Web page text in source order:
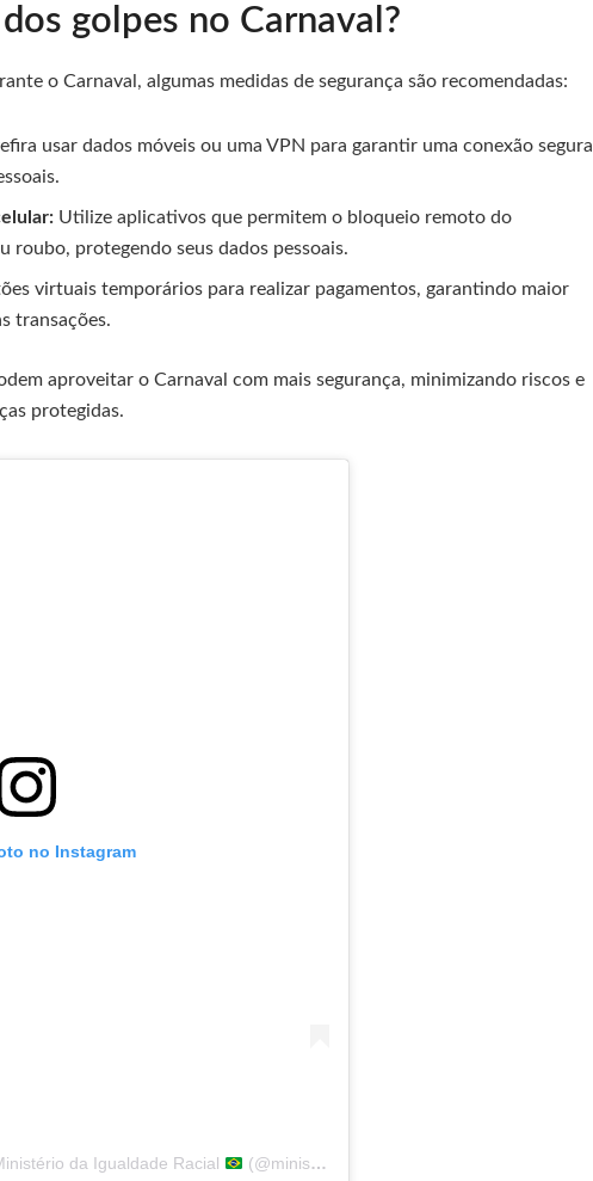
golpes no Carnaval?
o Carnaval, algumas medidas de segurança são recomendadas:
usar dados móveis ou uma VPN para garantir uma conexão segura
Utilize aplicativos que permitem o bloqueio remoto do
roubo, protegendo seus dados pessoais.
virtuais temporários para realizar pagamentos, garantindo maior
transações.
aproveitar o Carnaval com mais segurança, minimizando riscos e
protegidas.
no Instagram
da Igualdade Racial (@ministerioigualdaderacial)